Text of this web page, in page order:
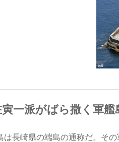
一派がばら撒く軍艦
は長崎県の端島の通称だ。そ